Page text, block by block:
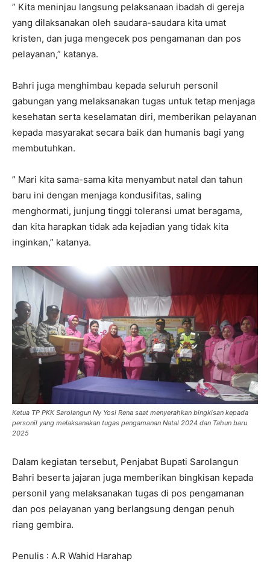
” Kita meninjau langsung pelaksanaan ibadah di gereja
yang dilaksanakan oleh saudara-saudara kita umat
kristen, dan juga mengecek pos pengamanan dan pos
pelayanan,” katanya.
Bahri juga menghimbau kepada seluruh personil
gabungan yang melaksanakan tugas untuk tetap menjaga
kesehatan serta keselamatan diri, memberikan pelayanan
kepada masyarakat secara baik dan humanis bagi yang
membutuhkan.
” Mari kita sama-sama kita menyambut natal dan tahun
baru ini dengan menjaga kondusifitas, saling
menghormati, junjung tinggi toleransi umat beragama,
dan kita harapkan tidak ada kejadian yang tidak kita
inginkan,” katanya.
Ketua TP PKK Sarolangun Ny Yosi Rena saat menyerahkan bingkisan kepada
personil yang melaksanakan tugas pengamanan Natal 2024 dan Tahun baru
2025
Dalam kegiatan tersebut, Penjabat Bupati Sarolangun
Bahri beserta jajaran juga memberikan bingkisan kepada
personil yang melaksanakan tugas di pos pengamanan
dan pos pelayanan yang berlangsung dengan penuh
riang gembira.
Penulis : A.R Wahid Harahap